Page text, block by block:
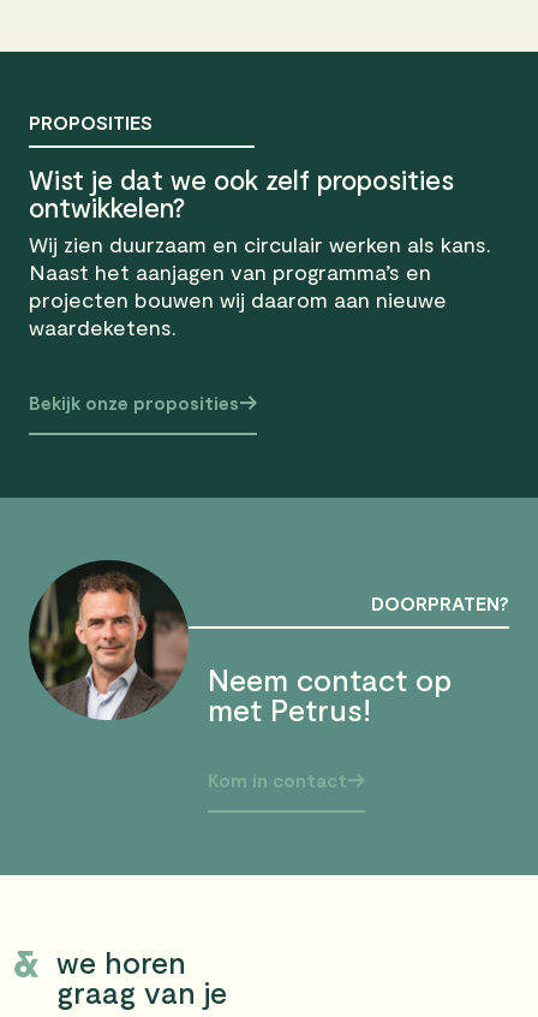
PROPOSITIES
Wist je dat we ook zelf proposities
ontwikkelen?
Wij zien duurzaam en circulair werken als kans.
Naast het aanjagen van programma’s en
projecten bouwen wij daarom aan nieuwe
waardeketens.
Bekijk onze proposities
DOORPRATEN?
Neem contact op
met Petrus!
Kom in contact
we horen
graag van je